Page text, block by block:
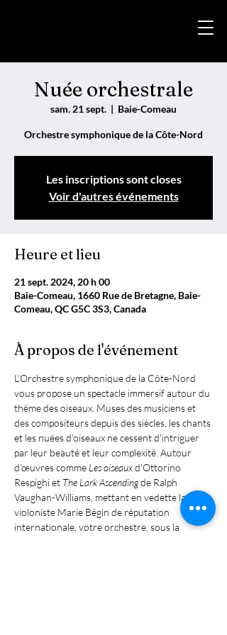
Nuée orchestrale
sam. 21 sept.
  |
Baie-Comeau
Orchestre symphonique de la Côte-Nord
Les inscriptions sont closes
Voir d'autres événements
Heure et lieu
21 sept. 2024, 20 h 00
Baie-Comeau, 1660 Rue de Bretagne, Baie-
Comeau, QC G5C 3S3, Canada
À propos de l'événement
L'Orchestre symphonique de la Côte-Nord
vous propose un spectacle immersif autour du
thème des oiseaux. Muses des musiciens et
des compositeurs depuis des siècles, les chants
et les nuées d'oiseaux ne cessent d'intriguer
par leur beauté et leur complexité. Autour
d'œuvres comme Les oiseaux d'Ottorino
Respighi et The Lark Ascending de Ralph
Vaughan-Williams, mettant en vedette la
violoniste Marie Bégin de réputation
internationale, votre orchestre, sous la